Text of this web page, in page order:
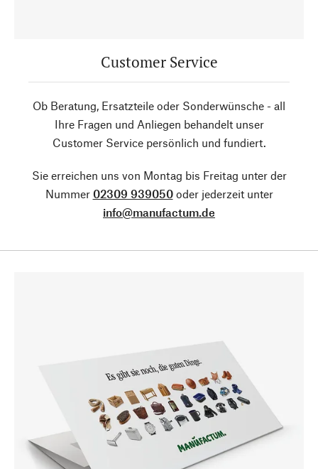
Customer Service
Ob Beratung, Ersatzteile oder Sonderwünsche - all
Ihre Fragen und Anliegen behandelt unser
Customer Service persönlich und fundiert.
Sie erreichen uns von Montag bis Freitag unter der
Nummer 02309 939050oder jederzeit unter
info@manufactum.de